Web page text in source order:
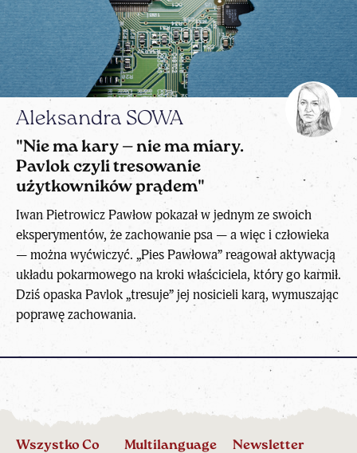
Aleksandra SOWA
"Nie ma kary — nie ma miary.
Pavlok czyli tresowanie
użytkowników prądem"
Iwan Pietrowicz Pawłow pokazał w jednym ze swoich
eksperymentów, że zachowanie psa — a więc i człowieka
— można wyćwiczyć. „Pies Pawłowa” reagował aktywacją
układu pokarmowego na kroki właściciela, który go karmił.
Dziś opaska Pavlok „tresuje” jej nosicieli karą, wymuszając
poprawę zachowania.
Wszystko Co
Multilanguage Newsletter